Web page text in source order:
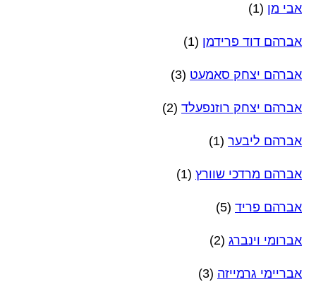
אבי מן (1)
אברהם דוד פרידמן (1)
אברהם יצחק סאמעט (3)
אברהם יצחק רוזנפעלד (2)
אברהם ליבער (1)
אברהם מרדכי שוורץ (1)
אברהם פריד (5)
אברומי וינברג (2)
אבריימי גרמייזה (3)